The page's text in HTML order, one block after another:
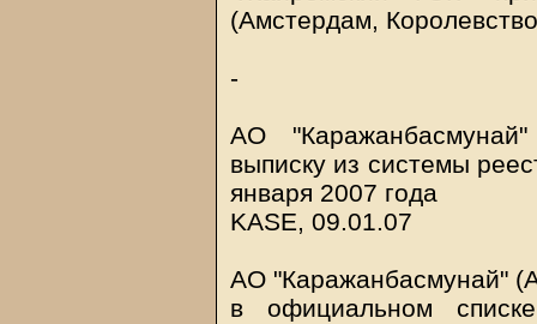
(Амстердам,
-
АО
выписку из системы
января 2007 года
KASE, 09.01.07
АО "Каражанбасмунай"
в официальном